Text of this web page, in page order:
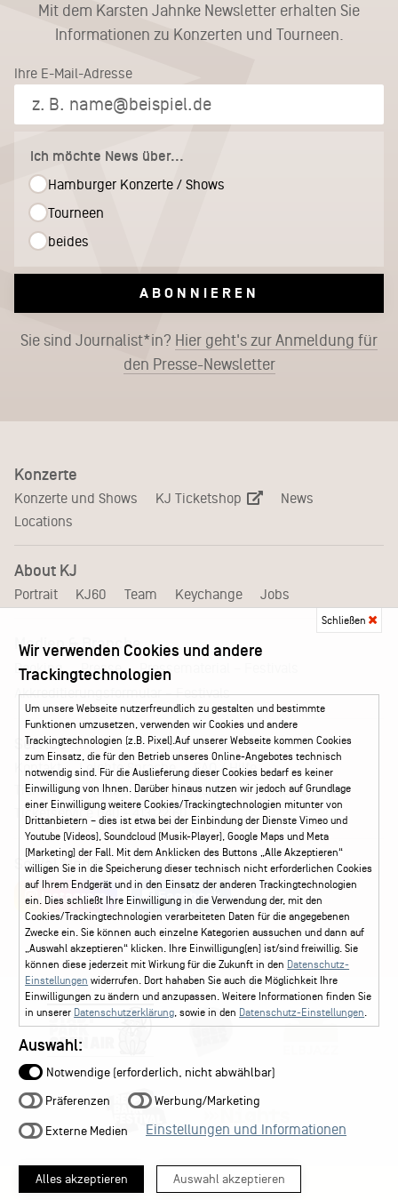
Mit dem Karsten Jahnke Newsletter erhalten Sie
Informationen zu Konzerten und Tourneen.
Ihre E-Mail-Adresse
Ich möchte News über...
Hamburger Konzerte / Shows
Tourneen
beides
ABONNIEREN
Sie sind Journalist*in? Hier geht's zur Anmeldung für
den Presse-Newsletter
Konzerte
Konzerte und Shows KJ Ticketshop
News
Locations
About KJ
Portrait KJ60 Team Keychange Jobs
Medien & Branche
Booking Presse
Pressematerial – Festivals
Akkreditierungsformular – Festivals
Service
Kontakt Leichte Sprache
FAQ / Hilfe
Ticketshop Hamburg
Gutscheine
Callback-Service
Ticketservice 040 - 413 22 60
Social Media
Instagram Facebook
Schließen
Wir verwenden Cookies und andere
Trackingtechnologien
Um unsere Webseite nutzerfreundlich zu gestalten und bestimmte
Funktionen umzusetzen, verwenden wir Cookies und andere
Trackingtechnologien (z.B. Pixel).Auf unserer Webseite kommen Cookies
zum Einsatz, die für den Betrieb unseres Online-Angebotes technisch
notwendig sind. Für die Auslieferung dieser Cookies bedarf es keiner
Einwilligung von Ihnen. Darüber hinaus nutzen wir jedoch auf Grundlage
einer Einwilligung weitere Cookies/Trackingtechnologien mitunter von
Drittanbietern – dies ist etwa bei der Einbindung der Dienste Vimeo und
Youtube (Videos), Soundcloud (Musik-Player), Google Maps und Meta
(Marketing) der Fall. Mit dem Anklicken des Buttons „Alle Akzeptieren“
willigen Sie in die Speicherung dieser technisch nicht erforderlichen Cookies
auf Ihrem Endgerät und in den Einsatz der anderen Trackingtechnologien
ein. Dies schließt Ihre Einwilligung in die Verwendung der, mit den
Cookies/Trackingtechnologien verarbeiteten Daten für die angegebenen
Zwecke ein. Sie können auch einzelne Kategorien aussuchen und dann auf
„Auswahl akzeptieren“ klicken. Ihre Einwilligung(en) ist/sind freiwillig. Sie
können diese jederzeit mit Wirkung für die Zukunft in den Datenschutz-
Einstellungen widerrufen. Dort hahaben Sie auch die Möglichkeit Ihre
Einwilligungen zu ändern und anzupassen. Weitere Informationen finden Sie
in unserer Datenschutzerklärung, sowie in den Datenschutz-Einstellungen.
Auswahl:
Notwendige (erforderlich, nicht abwählbar)
Präferenzen Werbung/Marketing
Externe Medien Einstellungen und Informationen
Alles akzeptieren Auswahl akzeptieren